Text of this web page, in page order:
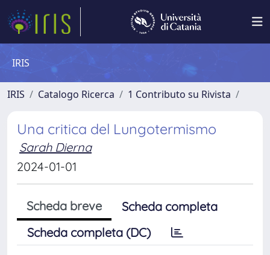
IRIS
IRIS Catalogo Ricerca 1 Contributo su Rivista
Una critica del Lungotermismo
Sarah Dierna
2024-01-01
Scheda breve
Scheda completa
Scheda completa (DC)